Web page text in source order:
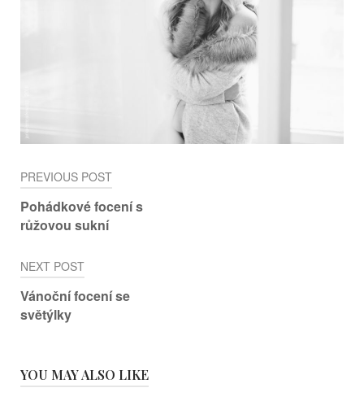
Post
navigation
PREVIOUS POST
Pohádkové focení s
růžovou sukní
NEXT POST
Vánoční focení se
světýlky
YOU MAY ALSO LIKE